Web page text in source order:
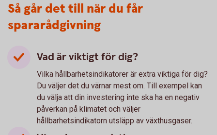
Så går det till när du får
spararådgivning
Vad är viktigt för dig?
Vilka hållbarhetsindikatorer är extra viktiga för dig?
Du väljer det du värnar mest om. Till exempel kan
du välja att din investering inte ska ha en negativ
påverkan på klimatet och väljer
hållbarhetsindikatorn utsläpp av växthusgaser.